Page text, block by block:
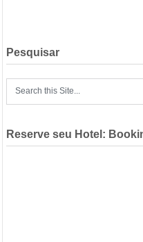
Pesquisar
Reserve seu Hotel: